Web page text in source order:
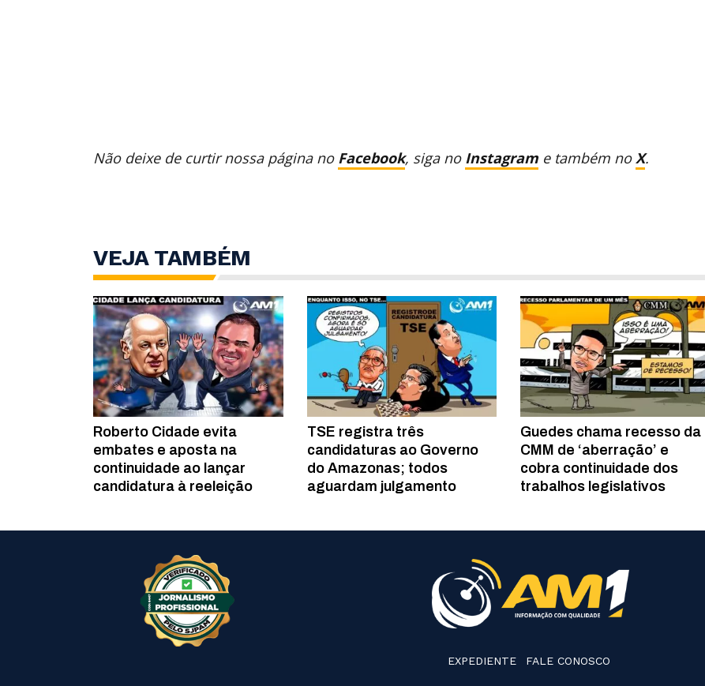
Não deixe de curtir nossa página no Facebook, siga no Instagram e também no X.
VEJA TAMBÉM
Roberto Cidade evita
embates e aposta na
continuidade ao lançar
candidatura à reeleição
TSE registra três
candidaturas ao Governo
do Amazonas; todos
aguardam julgamento
Guedes chama recesso da
CMM de ‘aberração’ e
cobra continuidade dos
trabalhos legislativos
EXPEDIENTE FALE CONOSCO